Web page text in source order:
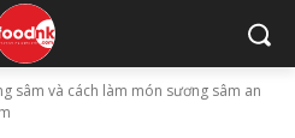
sâm và cách làm món sương sâm an